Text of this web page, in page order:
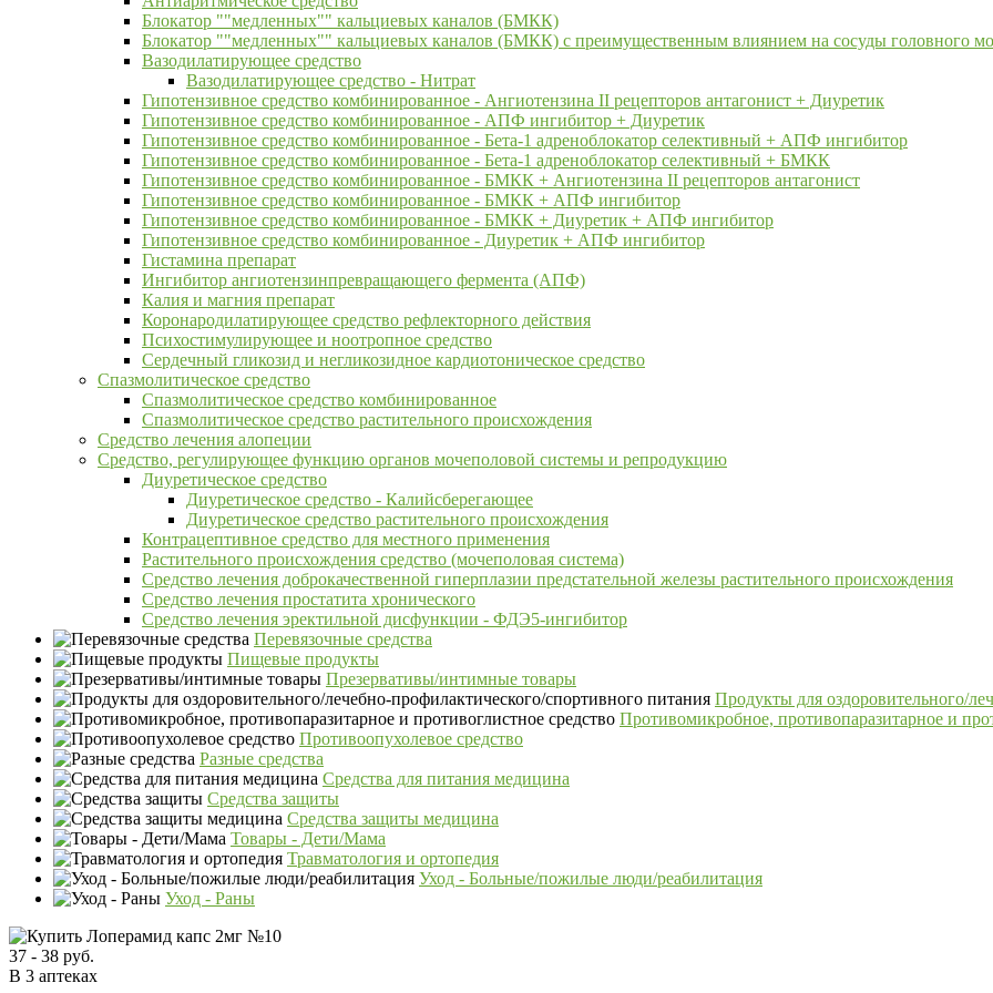
Блокатор ""медленных"" кальциевых каналов (БМКК)
Блокатор ""медленных"" кальциевых каналов (БМКК) с преимущественным влиянием на сосуды головного
Вазодилатирующее средство
Вазодилатирующее средство - Нитрат
Гипотензивное средство комбинированное - Ангиотензина II рецепторов антагонист + Диуретик
Гипотензивное средство комбинированное - АПФ ингибитор + Диуретик
Гипотензивное средство комбинированное - Бета-1 адреноблокатор селективный + АПФ ингибитор
Гипотензивное средство комбинированное - Бета-1 адреноблокатор селективный + БМКК
Гипотензивное средство комбинированное - БМКК + Ангиотензина II рецепторов антагонист
Гипотензивное средство комбинированное - БМКК + АПФ ингибитор
Гипотензивное средство комбинированное - БМКК + Диуретик + АПФ ингибитор
Гипотензивное средство комбинированное - Диуретик + АПФ ингибитор
Гистамина препарат
Ингибитор ангиотензинпревращающего фермента (АПФ)
Калия и магния препарат
Коронародилатирующее средство рефлекторного действия
Психостимулирующее и ноотропное средство
Сердечный гликозид и негликозидное кардиотоническое средство
Спазмолитическое средство
Спазмолитическое средство комбинированное
Спазмолитическое средство растительного происхождения
Средство лечения алопеции
Средство, регулирующее функцию органов мочеполовой системы и репродукцию
Диуретическое средство
Диуретическое средство - Калийсберегающее
Диуретическое средство растительного происхождения
Контрацептивное средство для местного применения
Растительного происхождения средство (мочеполовая система)
Средство лечения доброкачественной гиперплазии предстательной железы растительного происхождения
Средство лечения простатита хронического
Средство лечения эректильной дисфункции - ФДЭ5-ингибитор
Перевязочные средства
Пищевые продукты
Презервативы/интимные товары
Продукты для оздоровительного/
Противомикробное, противопаразитарное и
Противоопухолевое средство
Разные средства
Средства для питания медицина
Средства защиты
Средства защиты медицина
Товары - Дети/Мама
Травматология и ортопедия
Уход - Больные/пожилые люди/реабилитация
Уход - Раны
37 - 38 руб.
В 3 аптеках